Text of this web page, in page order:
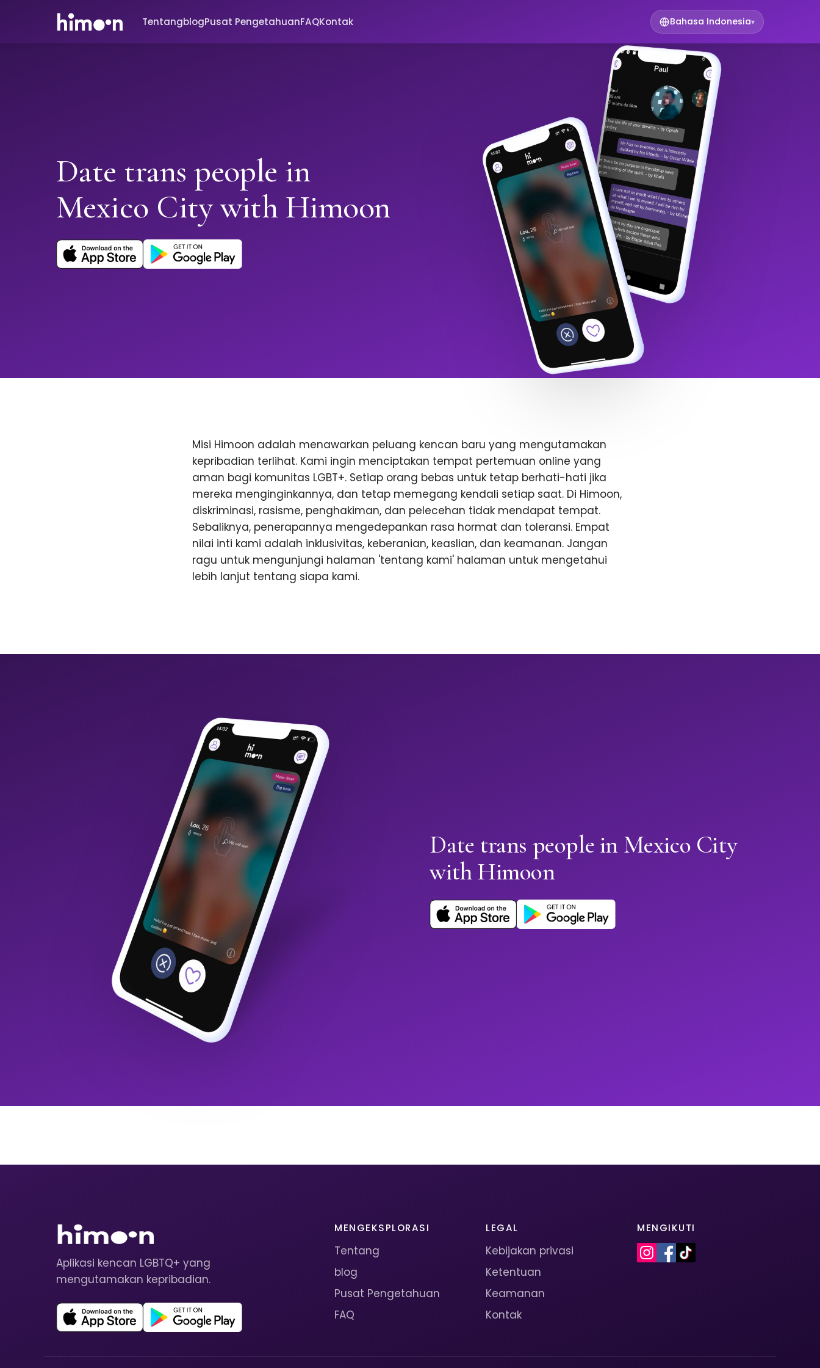
TentangblogPusat PengetahuanFAQKontak Bahasa Indonesia▾
Date trans people in
Mexico City with Himoon
Misi Himoon adalah menawarkan peluang kencan baru yang mengutamakan
kepribadian terlihat. Kami ingin menciptakan tempat pertemuan online yang
aman bagi komunitas LGBT+. Setiap orang bebas untuk tetap berhati-hati jika
mereka menginginkannya, dan tetap memegang kendali setiap saat. Di Himoon,
diskriminasi, rasisme, penghakiman, dan pelecehan tidak mendapat tempat.
Sebaliknya, penerapannya mengedepankan rasa hormat dan toleransi. Empat
nilai inti kami adalah inklusivitas, keberanian, keaslian, dan keamanan. Jangan
ragu untuk mengunjungi halaman 'tentang kami' halaman untuk mengetahui
lebih lanjut tentang siapa kami.
Date trans people in Mexico City
with Himoon
Aplikasi kencan LGBTQ+ yang
mengutamakan kepribadian.
MENGEKSPLORASI
Tentang
blog
Pusat Pengetahuan
FAQ
LEGAL
Kebijakan privasi
Ketentuan
Keamanan
Kontak
MENGIKUTI